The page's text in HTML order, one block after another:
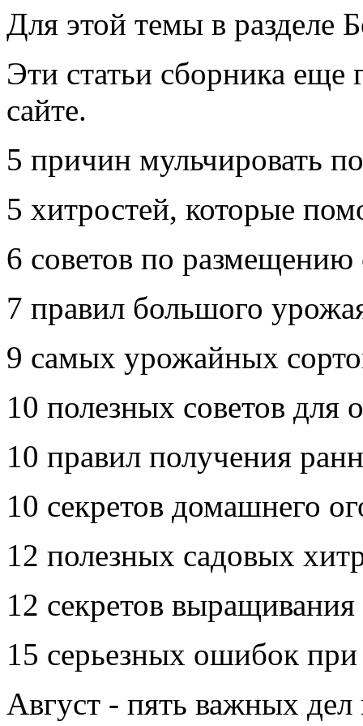
Для этой темы в разделе
Эти статьи сборника еще
сайте.
5 причин мульчировать
5 хитростей, которые
6 советов по
7 правил большого
9 самых урожайных
10 полезных советов для
10 правил получения
10 секретов домашнего
12 полезных садовых
12 секретов
15 серьезных ошибок
Август - пять важных дел